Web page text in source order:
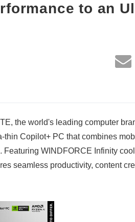
to an
the world's leading computer
Copilot+ PC that combines
WINDFORCE Infinity
seamless productivity, content